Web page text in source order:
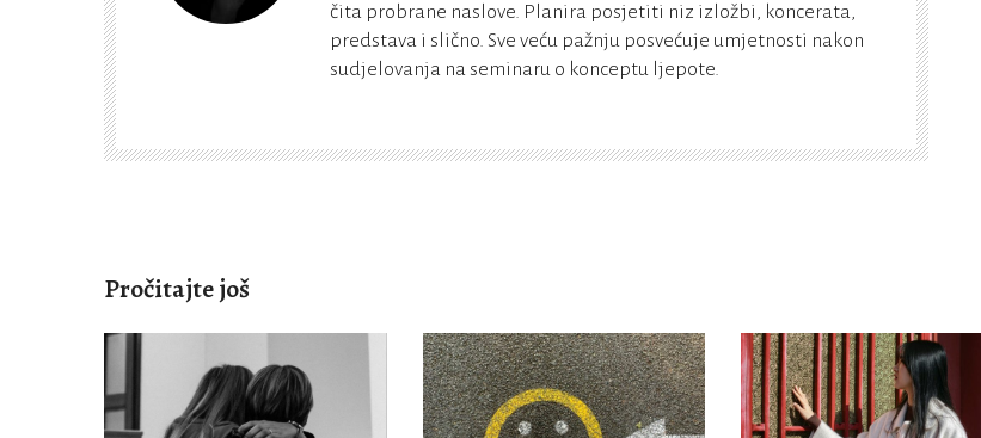
čita probrane naslove. Planira posjetiti niz izložbi, koncerata,
predstava i slično. Sve veću pažnju posvećuje umjetnosti nakon
sudjelovanja na seminaru o konceptu ljepote.
Pročitajte još